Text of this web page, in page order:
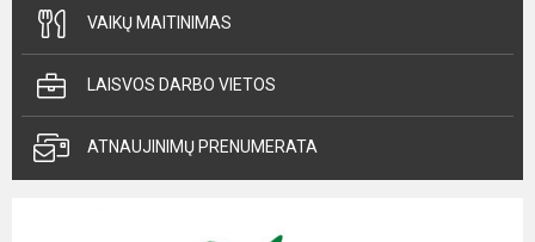
VAIKŲ MAITINIMAS
LAISVOS DARBO VIETOS
ATNAUJINIMŲ PRENUMERATA